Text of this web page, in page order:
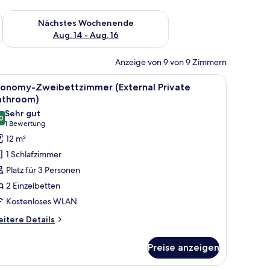
Aug. 7 - Aug. 9.
Nächstes Wochenende
Aug. 14 - Aug. 16
Überprüfe die Verfügbarkeit für nächstes Wochenende, Aug.
Anzeige von 9 von 9 Zimmern
einem Bett, einem Schreibtisch mit Stuhl, einem an der Wand
Ein kleiner, gut beleuchteter Raum mit
4
Zweibettzimmer (External Private
von 10
Sehr gut
1 Bewertung
(1
Bewertung)
12 m²
1 Schlafzimmer
Platz für 3 Personen
2 Einzelbetten
Kostenloses WLAN
Details
Preise anzeigen